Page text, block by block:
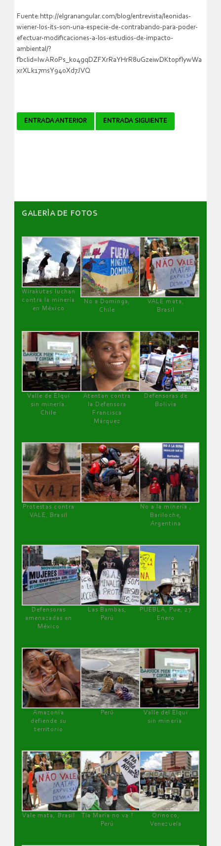
Fuente:http://elgranangular.com/blog/entrevista/leonidas-
wiener-los-its-son-una-especie-de-contrabando-para-poder-
efectuar-modificaciones-a-los-estudios-de-impacto-
ambiental/?
fbclid=IwAR0Ps_ko4gqDZFXrRaYHrR8uGzeiwDKtopflywWa
xrXLk17msY94oXd7JVQ
Navegador
ENTRADA ANTERIOR ENTRADA SIGUIENTE
GALERÌA DE FOTOS
Wirakutas luchan
contra la minería
en México
No a Dominga,
Chile
VALE mata,
Brasil
Valle de Elqui
sin minería.
Chile
Atentan contra
la Defensora
Francisca
Márquez
Defensoras de
Bolivia
Protestas contra
VALE, Brasil
No a la minería ,
Bariloche,
Argentina
Defensoras
amenazadas en
México
Las Bambas,
Perú
PUEBLA, Pue, 27
Enero
Amazonía
defiende su
territorio
Perú
Valle del Elqui
sin minería.
Vale mata, Brasil
Tía María no va !
Perú
Orinoco,
Venezuela